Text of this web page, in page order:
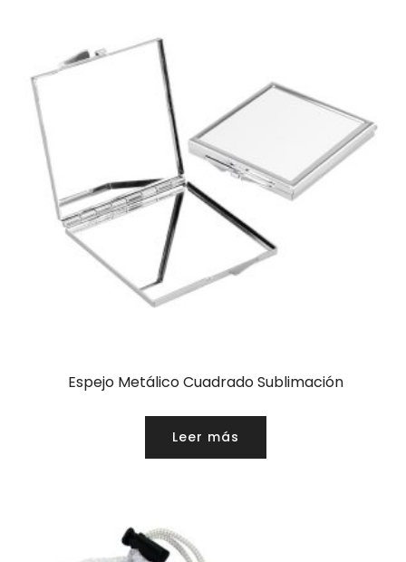
Espejo Metálico Cuadrado Sublimación
Leer más